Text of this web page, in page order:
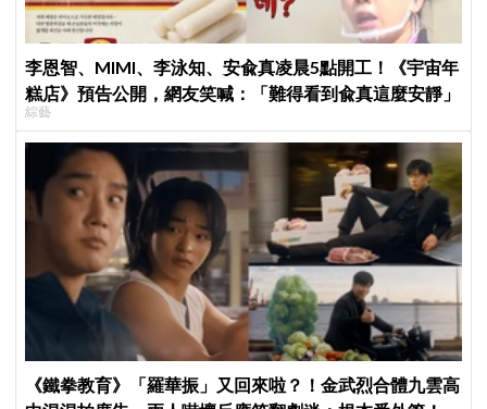
李恩智、MIMI、李泳知、安兪真凌晨5點開工！《宇宙年
糕店》預告公開，網友笑喊：「難得看到兪真這麼安靜」
綜藝
《鐵拳教育》「羅華振」又回來啦？！金武烈合體九雲高